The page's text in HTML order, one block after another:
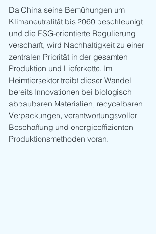
Da China seine Bemühungen um
Klimaneutralität bis 2060 beschleunigt
und die ESG-orientierte Regulierung
verschärft, wird Nachhaltigkeit zu einer
zentralen Priorität in der gesamten
Produktion und Lieferkette. Im
Heimtiersektor treibt dieser Wandel
bereits Innovationen bei biologisch
abbaubaren Materialien, recycelbaren
Verpackungen, verantwortungsvoller
Beschaffung und energieeffizienten
Produktionsmethoden voran.